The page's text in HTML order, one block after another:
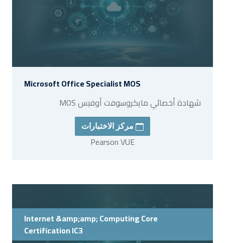
Microsoft Office Specialist MOS
شهادة أخصائي مايكروسوفت أوفيس MOS
مركز الاختبارات
Pearson VUE
Internet &amp;amp; Computing Core
Certification IC3